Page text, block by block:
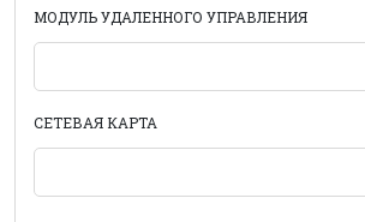
МОДУЛЬ УДАЛЕННОГО УПРАВЛЕНИЯ
СЕТЕВАЯ КАРТА